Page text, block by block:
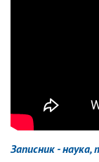
Записник - наука,